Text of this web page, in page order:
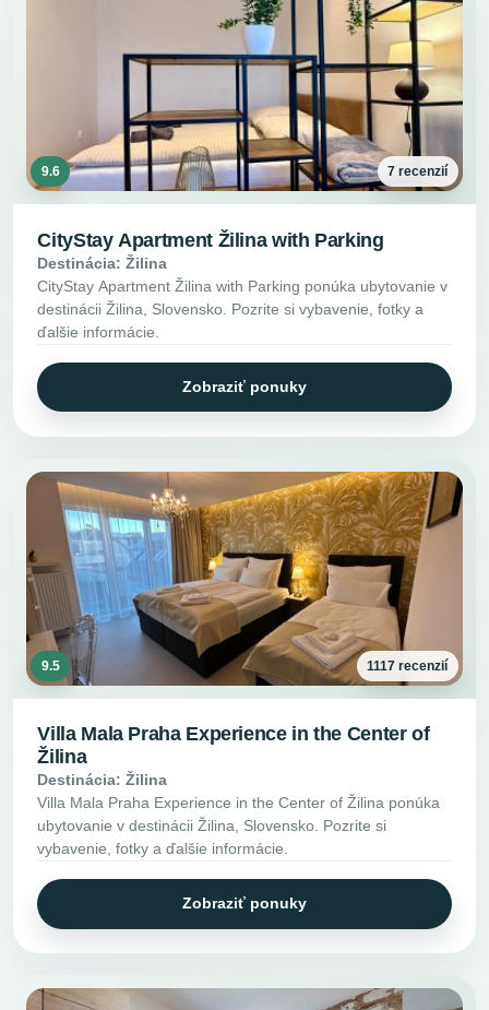
9.6 7 recenzií
CityStay Apartment Žilina with Parking
Destinácia: Žilina
CityStay Apartment Žilina with Parking ponúka ubytovanie v
destinácii Žilina, Slovensko. Pozrite si vybavenie, fotky a
ďalšie informácie.
Zobraziť ponuky
9.5 1117 recenzií
Villa Mala Praha Experience in the Center of
Žilina
Destinácia: Žilina
Villa Mala Praha Experience in the Center of Žilina ponúka
ubytovanie v destinácii Žilina, Slovensko. Pozrite si
vybavenie, fotky a ďalšie informácie.
Zobraziť ponuky